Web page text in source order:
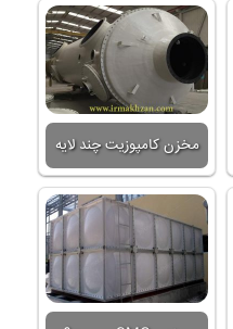
مخزن کامپوزیت چند لایه